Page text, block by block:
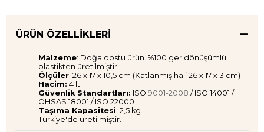
ÜRÜN ÖZELLIKLERI
Malzeme: Doğa dostu ürün. %100 geridönüşümlü
plastikten üretilmiştir.
Ölçüler: 26 x 17 x 10,5 cm (Katlanmış hali 26 x 17 x 3 cm)
Hacim: 4 lt
Güvenlik Standartları: ISO 9001-2008 / ISO 14001 /
OHSAS 18001 / ISO 22000
Taşıma Kapasitesi: 2,5 kg
Türkiye'de üretilmiştir.